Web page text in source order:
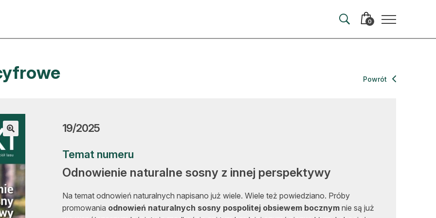
0
do lasu
drwala
na zakupach
Powrót
19/2025
Temat numeru
Odnowienie naturalne sosny z innej perspektywy
Na temat odnowień naturalnych napisano już wiele. Wiele też powiedziano. Próby
promowania odnowień naturalnych sosny pospolitej obsiewem bocznym nie są już